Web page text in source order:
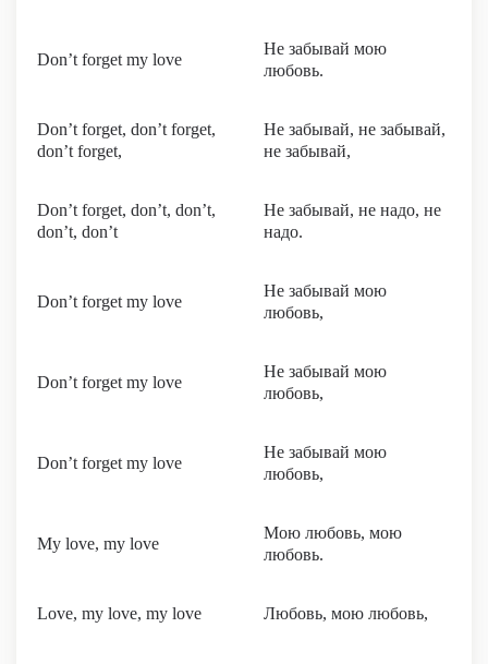
Don’t forget my love
Не забывай мою
любовь.
Don’t forget, don’t forget,
don’t forget,
Не забывай, не забывай,
не забывай,
Don’t forget, don’t, don’t,
don’t, don’t
Не забывай, не надо, не
надо.
Don’t forget my love
Не забывай мою
любовь,
Don’t forget my love
Не забывай мою
любовь,
Don’t forget my love
Не забывай мою
любовь,
My love, my love
Мою любовь, мою
любовь.
Love, my love, my love Любовь, мою любовь,